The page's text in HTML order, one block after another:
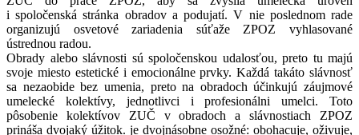
i spoločenská stránka obradov a podujatí. V nie poslednom rade
organizujú osvetové zariadenia súťaže ZPOZ vyhlasované
ústrednou radou.
Obrady alebo slávnosti sú spoločenskou udalosťou, preto tu majú
svoje miesto estetické i emocionálne prvky. Každá takáto slávnosť
sa nezaobide bez umenia, preto na obradoch účinkujú záujmové
umelecké kolektívy, jednotlivci i profesionálni umelci. Toto
pôsobenie kolektívov ZUČ v obradoch a slávnostiach ZPOZ
prináša dvojaký úžitok. je dvojnásobne osožné: obohacuje, oživuje,